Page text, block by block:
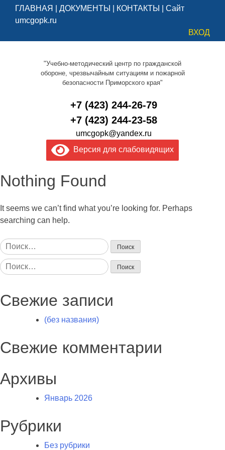
ГЛАВНАЯ ДОКУМЕНТЫ КОНТАКТЫ
Сайт
umcgopk.ru
ВХОД
"Учебно-методический центр по гражданской
обороне, чрезвычайным ситуациям и пожарной
безопасности Приморского края"
+7 (423) 244-26-79
+7 (423) 244-23-58
umcgopk@yandex.ru
Версия для слабовидящих
Nothing Found
It seems we can’t find what you’re looking for. Perhaps
searching can help.
Найти:
Найти:
Свежие записи
(без названия)
Свежие комментарии
Архивы
Январь 2026
Рубрики
Без рубрики